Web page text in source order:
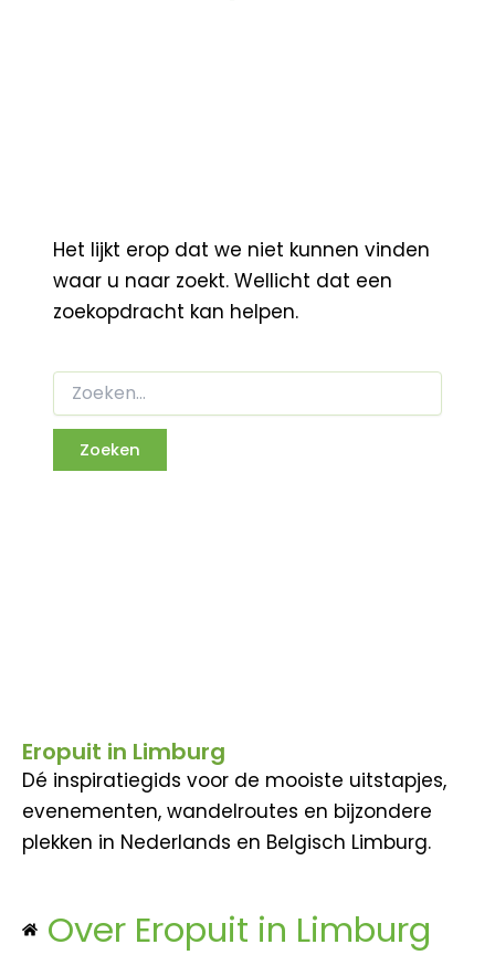
Het lijkt erop dat we niet kunnen vinden
waar u naar zoekt. Wellicht dat een
zoekopdracht kan helpen.
Eropuit in Limburg
Dé inspiratiegids voor de mooiste uitstapjes,
evenementen, wandelroutes en bijzondere
plekken in Nederlands en Belgisch Limburg.
Over Eropuit in Limburg